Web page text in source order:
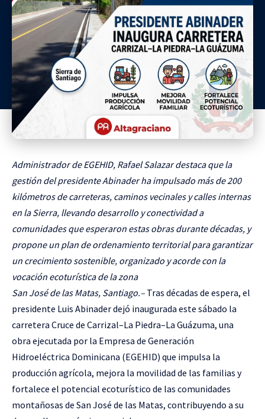
Administrador de EGEHID, Rafael Salazar destaca que la
gestión del presidente Abinader ha impulsado más de 200
kilómetros de carreteras, caminos vecinales y calles internas
en la Sierra, llevando desarrollo y conectividad a
comunidades que esperaron estas obras durante décadas, y
propone un plan de ordenamiento territorial para garantizar
un crecimiento sostenible, organizado y acorde con la
vocación ecoturística de la zona
San José de las Matas, Santiago.– Tras décadas de espera, el
presidente Luis Abinader dejó inaugurada este sábado la
carretera Cruce de Carrizal–La Piedra–La Guázuma, una
obra ejecutada por la Empresa de Generación
Hidroeléctrica Dominicana (EGEHID) que impulsa la
producción agrícola, mejora la movilidad de las familias y
fortalece el potencial ecoturístico de las comunidades
montañosas de San José de las Matas, contribuyendo a su